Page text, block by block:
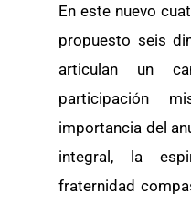
En este nuevo
propuesto seis
articulan un
participación
importancia del
integral, la
fraternidad